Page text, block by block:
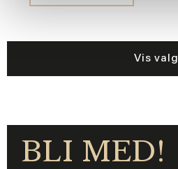
Vis valg
BLI MED!